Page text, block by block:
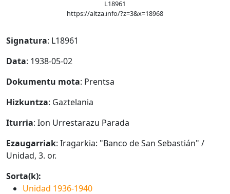
L18961
https://altza.info/?z=3&x=18968
Signatura: L18961
Data: 1938-05-02
Dokumentu mota: Prentsa
Hizkuntza: Gaztelania
Iturria: Ion Urrestarazu Parada
Ezaugarriak: Iragarkia: "Banco de San Sebastián" /
Unidad, 3. or.
Sorta(k):
Unidad 1936-1940